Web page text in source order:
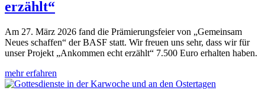
erzählt“
Am 27. März 2026 fand die Prämierungsfeier von „Gemeinsam
Neues schaffen“ der BASF statt. Wir freuen uns sehr, dass wir für
unser Projekt „Ankommen echt erzählt“ 7.500 Euro erhalten haben.
mehr erfahren